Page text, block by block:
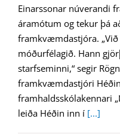
Einarssonar núverandi
áramótum og tekur þá
framkvæmdastjóra.
móðurfélagið. Hann
starfseminni,“ segir
framkvæmdastjóri
framhaldsskólakennari
leiða Héðin inn í [...]